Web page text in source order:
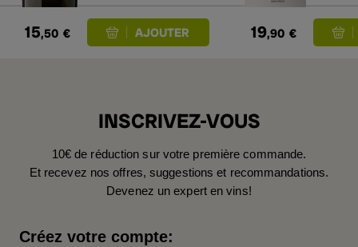
15,50 € 19,90 €
INSCRIVEZ-VOUS
10€ de réduction sur votre première commande.
Et recevez nos offres, suggestions et recommandations.
Devenez un expert en vins!
Créez votre compte: